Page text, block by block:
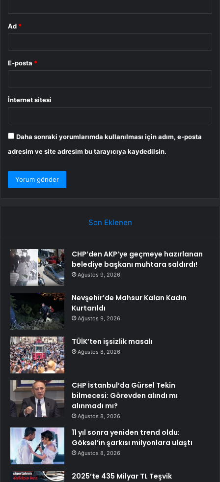
Ad *
E-posta *
İnternet sitesi
Daha sonraki yorumlarımda kullanılması için adım, e-posta
adresim ve site adresim bu tarayıcıya kaydedilsin.
Son Eklenen
CHP’den AKP’ye geçmeye hazırlanan
belediye başkanı muhtara saldırdı!
Ağustos 9, 2026
Nevşehir’de Mahsur Kalan Kadın
Kurtarıldı
Ağustos 9, 2026
TÜİK’ten işsizlik masalı
Ağustos 8, 2026
CHP İstanbul’da Gürsel Tekin
bilmecesi: Görevden alındı mı
alınmadı mı?
Ağustos 8, 2026
11 yıl sonra yeniden trend oldu:
Göksel’in şarkısı milyonlara ulaştı
Ağustos 8, 2026
2025’te 435 Milyar TL Teşvik